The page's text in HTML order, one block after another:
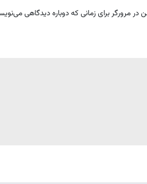
در مرورگر برای زمانی که دوباره دیدگاهی